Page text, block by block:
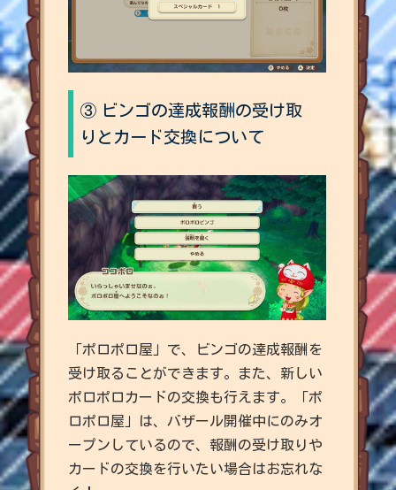
③ ビンゴの達成報酬の受け取
りとカード交換について
「ポロポロ屋」で、ビンゴの達成報酬を
受け取ることができます。また、新しい
ポロポロカードの交換も行えます。「ポ
ロポロ屋」は、バザール開催中にのみオ
ープンしているので、報酬の受け取りや
カードの交換を行いたい場合はお忘れな